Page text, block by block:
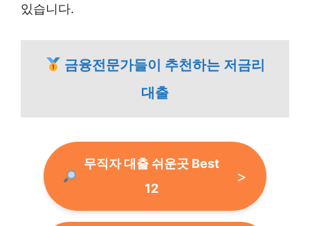
있습니다.
금융전문가들이 추천하는 저금리
대출
무직자 대출 쉬운곳 Best
12